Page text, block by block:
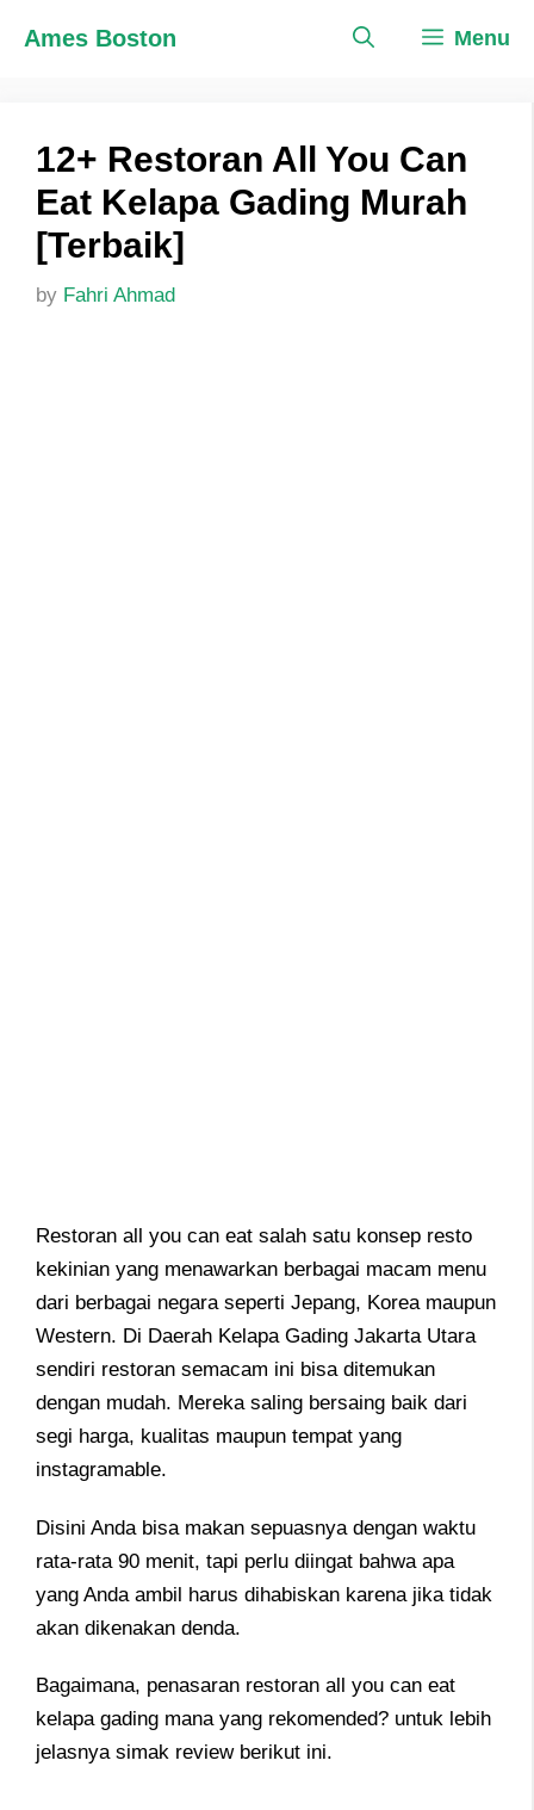
Ames Boston Menu
12+ Restoran All You Can
Eat Kelapa Gading Murah
[Terbaik]
by Fahri Ahmad
Restoran all you can eat salah satu konsep resto
kekinian yang menawarkan berbagai macam menu
dari berbagai negara seperti Jepang, Korea maupun
Western. Di Daerah Kelapa Gading Jakarta Utara
sendiri restoran semacam ini bisa ditemukan
dengan mudah. Mereka saling bersaing baik dari
segi harga, kualitas maupun tempat yang
instagramable.
Disini Anda bisa makan sepuasnya dengan waktu
rata-rata 90 menit, tapi perlu diingat bahwa apa
yang Anda ambil harus dihabiskan karena jika tidak
akan dikenakan denda.
Bagaimana, penasaran restoran all you can eat
kelapa gading mana yang rekomended? untuk lebih
jelasnya simak review berikut ini.